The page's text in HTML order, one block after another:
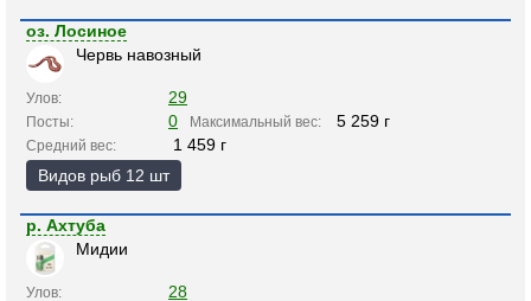
оз. Лосиное
Червь навозный
Улов: 29
Посты: 0 Максимальный вес: 5 259 г
Средний вес:
1 459 г
Видов рыб 12 шт
р. Ахтуба
Мидии
Улов: 28